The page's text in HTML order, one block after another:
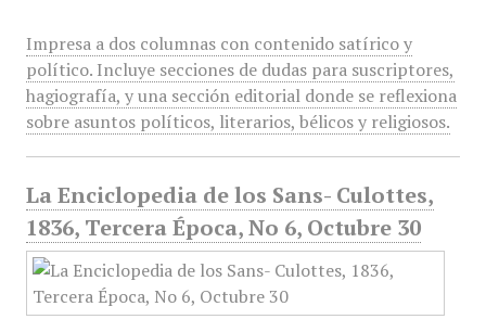
Impresa a dos columnas con contenido satírico y
político. Incluye secciones de dudas para suscriptores,
hagiografía, y una sección editorial donde se reflexiona
sobre asuntos políticos, literarios, bélicos y religiosos.
La Enciclopedia de los Sans- Culottes,
1836, Tercera Época, No 6, Octubre 30